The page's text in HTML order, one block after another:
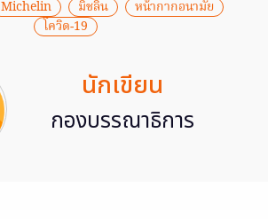
Michelin มิชลิน
หน้ากากอนามัย
โควิด-19
นักเขียน
กองบรรณาธิการ